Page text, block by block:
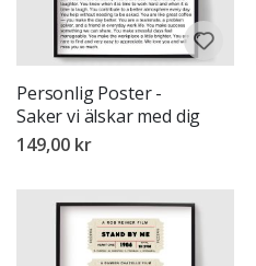
Personlig Poster -
Saker vi älskar med dig
149,00 kr